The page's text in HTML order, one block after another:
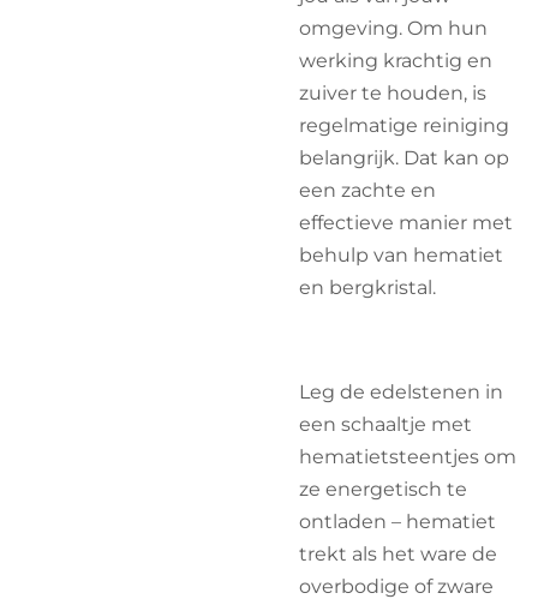
omgeving. Om hun
werking krachtig en
zuiver te houden, is
regelmatige reiniging
belangrijk. Dat kan op
een zachte en
effectieve manier met
behulp van hematiet
en bergkristal.
Leg de edelstenen in
een schaaltje met
hematietsteentjes om
ze energetisch te
ontladen – hematiet
trekt als het ware de
overbodige of zware